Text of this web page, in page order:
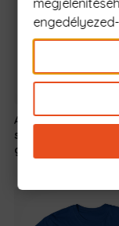
A legjobb
szobafestő a
galaxisban